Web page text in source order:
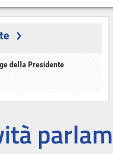
della Presidente